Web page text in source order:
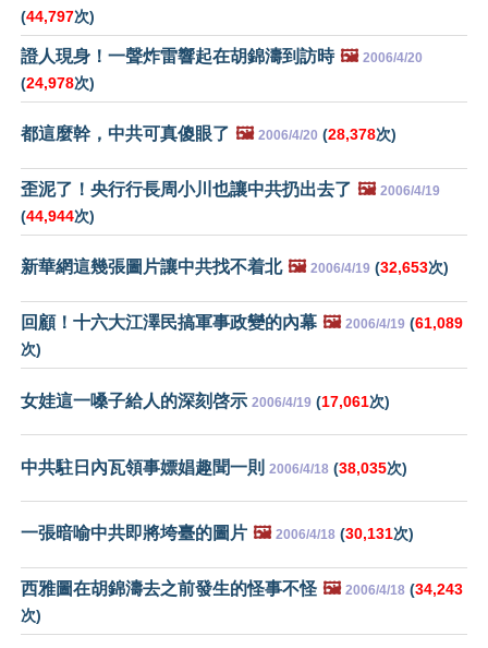
(44,797次)
證人現身！一聲炸雷響起在胡錦濤到訪時 🖼️ 2006/4/20
(24,978次)
都這麼幹，中共可真傻眼了 🖼️ 2006/4/20 (28,378次)
歪泥了！央行行長周小川也讓中共扔出去了 🖼️ 2006/4/19
(44,944次)
新華網這幾張圖片讓中共找不着北 🖼️ 2006/4/19 (32,653次)
回顧！十六大江澤民搞軍事政變的內幕 🖼️ 2006/4/19 (61,089
次)
女娃這一嗓子給人的深刻啓示 2006/4/19 (17,061次)
中共駐日內瓦領事嫖娼趣聞一則 2006/4/18 (38,035次)
一張暗喻中共即將垮臺的圖片 🖼️ 2006/4/18 (30,131次)
西雅圖在胡錦濤去之前發生的怪事不怪 🖼️ 2006/4/18 (34,243
次)